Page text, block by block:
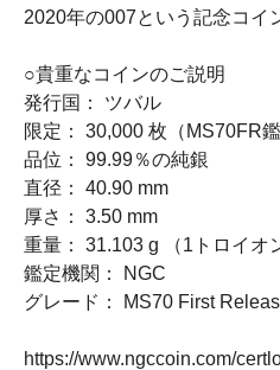
2020年の007という記念コイ
○貴重なコインのご説明
発行国： ツバル
限定： 30,000 枚（MS70FR
品位： 99.99％の純銀
直径： 40.90 mm
厚さ： 3.50 mm
重量： 31.103 g （1トロイオ
鑑定機関： NGC
グレード： MS70 First
https://www.ngccoin.com/